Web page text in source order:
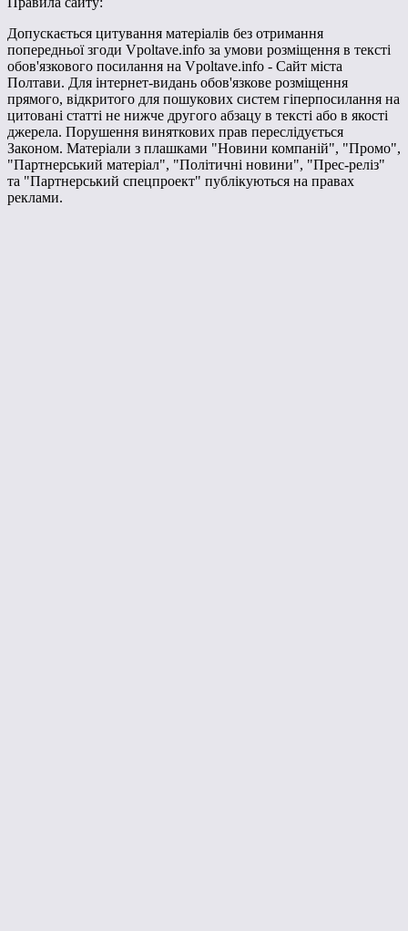
Допускається цитування матеріалів без отримання
попередньої згоди Vpoltave.info за умови розміщення в тексті
обов'язкового посилання на Vpoltave.info - Сайт міста
Полтави. Для інтернет-видань обов'язкове розміщення
прямого, відкритого для пошукових систем гіперпосилання на
цитовані статті не нижче другого абзацу в тексті або в якості
джерела. Порушення виняткових прав переслідується
Законом. Матеріали з плашками "Новини компаній", "Промо",
"Партнерський матеріал", "Політичні новини", "Прес-реліз"
та "Партнерський спецпроект" публікуються на правах
реклами.